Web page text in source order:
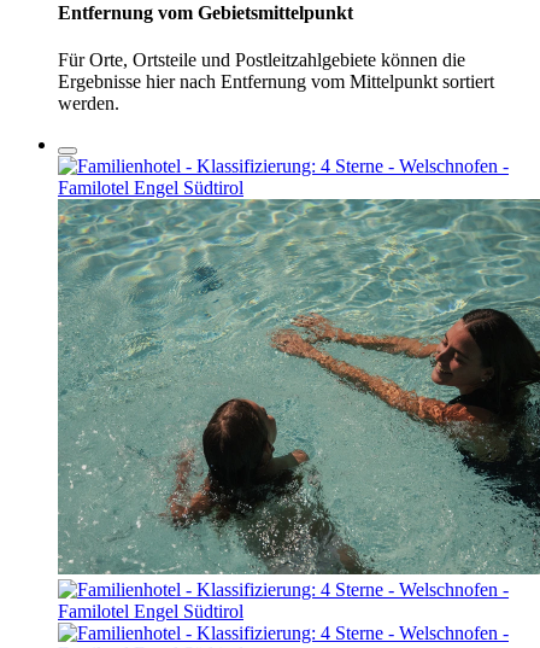
Entfernung vom Gebietsmittelpunkt
Für Orte, Ortsteile und Postleitzahlgebiete können die
Ergebnisse hier nach Entfernung vom Mittelpunkt sortiert
werden.